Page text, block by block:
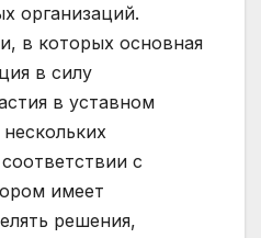
организаций.
в которых основная
в силу
в уставном
с
имеет
решения,